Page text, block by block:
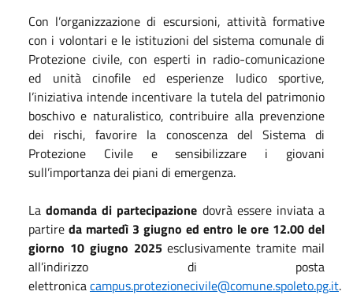
Con l’organizzazione di escursioni, attività formative
con i volontari e le istituzioni del sistema comunale di
Protezione civile, con esperti in radio-comunicazione
ed unità cinofile ed esperienze ludico sportive,
l’iniziativa intende incentivare la tutela del patrimonio
boschivo e naturalistico, contribuire alla prevenzione
dei rischi, favorire la conoscenza del Sistema di
Protezione Civile e sensibilizzare i giovani
sull’importanza dei piani di emergenza.
Ladomanda di partecipazione dovrà essere inviata a
partire da martedì 3 giugno ed entro le ore 12.00 del
giorno 10 giugno 2025esclusivamente tramite mail
all’indirizzo di posta
elettronicacampus.protezionecivile@comune.spoleto.pg.it.